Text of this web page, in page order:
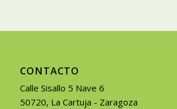
CONTACTO
Calle Sisallo 5 Nave 6
50720, La Cartuja - Zaragoza